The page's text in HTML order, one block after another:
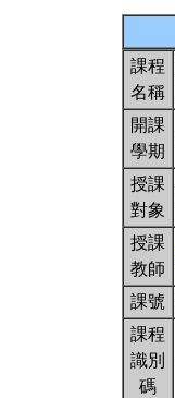
課程
名稱
開課
學期
授課
對象
授課
教師
課號
課程
識別
碼